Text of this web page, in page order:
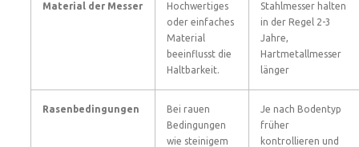
Material der Messer
Hochwertiges
oder einfaches
Material
beeinflusst die
Haltbarkeit.
Stahlmesser halten
in der Regel 2-3
Jahre,
Hartmetallmesser
länger
Rasenbedingungen
Bei rauen
Bedingungen
wie steinigem
Je nach Bodentyp
früher
kontrollieren und